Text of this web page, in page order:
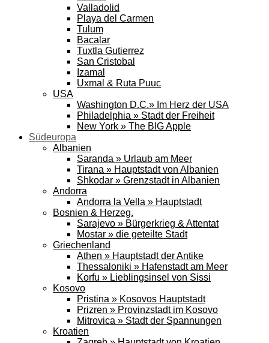
Valladolid
Playa del Carmen
Tulum
Bacalar
Tuxtla Gutierrez
San Cristobal
Izamal
Uxmal & Ruta Puuc
USA
Washington D.C.» Im Herz der USA
Philadelphia » Stadt der Freiheit
New York » The BIG Apple
Südeuropa
Albanien
Saranda » Urlaub am Meer
Tirana » Hauptstadt von Albanien
Shkodar » Grenzstadt in Albanien
Andorra
Andorra la Vella » Hauptstadt
Bosnien & Herzeg.
Sarajevo » Bürgerkrieg & Attentat
Mostar » die geteilte Stadt
Griechenland
Athen » Hauptstadt der Antike
Thessaloniki » Hafenstadt am Meer
Korfu » Lieblingsinsel von Sissi
Kosovo
Pristina » Kosovos Hauptstadt
Prizren » Provinzstadt im Kosovo
Mitrovica » Stadt der Spannungen
Kroatien